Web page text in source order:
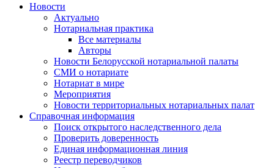
Новости
Актуально
Нотариальная практика
Все материалы
Авторы
Новости Белорусской нотариальной палаты
СМИ о нотариате
Нотариат в мире
Мероприятия
Новости территориальных нотариальных палат
Справочная информация
Поиск открытого наследственного дела
Проверить доверенность
Единая информационная линия
Реестр переводчиков